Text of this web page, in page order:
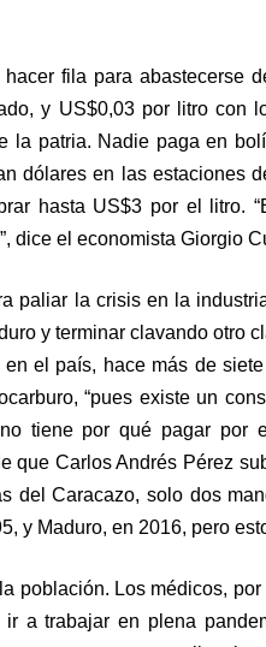
fila para abastecerse
y US$0,03 por litro con
la patria. Nadie paga en
dólares en las estaciones
hasta US$3 por el litro.
dice el economista Giorgio
paliar la crisis en la
y terminar clavando otro
el país, hace más de
“pues existe un
tiene por qué pagar por
que Carlos Andrés Pérez
del Caracazo, solo dos
y Maduro, en 2016, pero
población. Los médicos,
a trabajar en plena